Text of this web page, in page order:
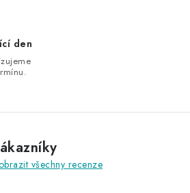
den
všechny recenze